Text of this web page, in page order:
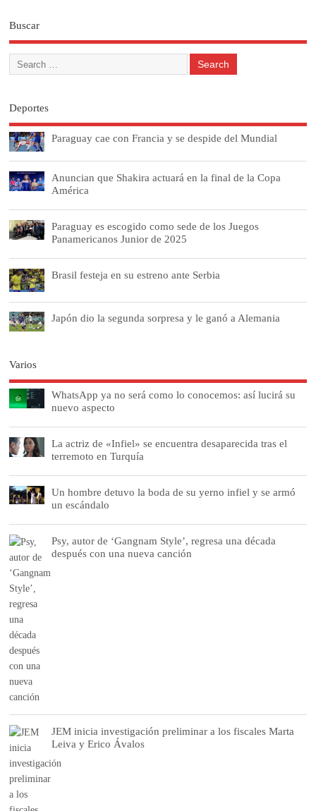
Buscar
Deportes
Paraguay cae con Francia y se despide del Mundial
Anuncian que Shakira actuará en la final de la Copa
América
Paraguay es escogido como sede de los Juegos
Panamericanos Junior de 2025
Brasil festeja en su estreno ante Serbia
Japón dio la segunda sorpresa y le ganó a Alemania
Varios
WhatsApp ya no será como lo conocemos: así lucirá su
nuevo aspecto
La actriz de «Infiel» se encuentra desaparecida tras el
terremoto en Turquía
Un hombre detuvo la boda de su yerno infiel y se armó
un escándalo
Psy, autor de ‘Gangnam Style’, regresa una década
después con una nueva canción
JEM inicia investigación preliminar a los fiscales Marta
Leiva y Erico Ávalos